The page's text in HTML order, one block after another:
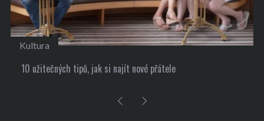
Kultura
10 užitečných tipů, jak si najít nové přátele